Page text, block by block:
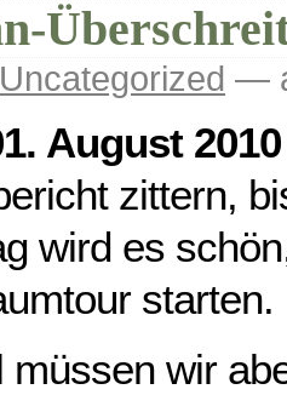
Uncategorized —
August 2010
zittern,
wird es
starten.
müssen wir